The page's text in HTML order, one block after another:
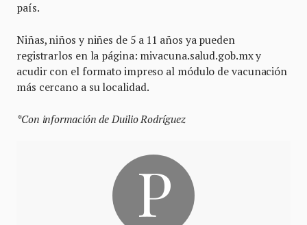
país.
Niñas, niños y niñes de 5 a 11 años ya pueden
registrarlos en la página: mivacuna.salud.gob.mx y
acudir con el formato impreso al módulo de vacunación
más cercano a su localidad.
*Con información de Duilio Rodríguez